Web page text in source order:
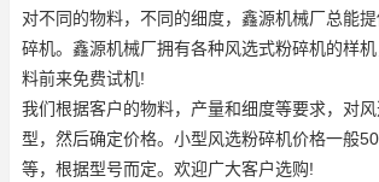
对不同的物料，不同的细度，鑫源机械厂总能
碎机。鑫源机械厂拥有各种风选式粉碎机的样
料前来免费试机!
我们根据客户的物料，产量和细度等要求，对
型，然后确定价格。小型风选粉碎机价格一般
等，根据型号而定。欢迎广大客户选购!